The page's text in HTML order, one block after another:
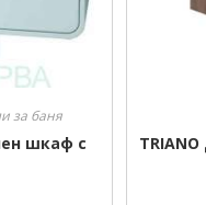
за баня
шкаф с